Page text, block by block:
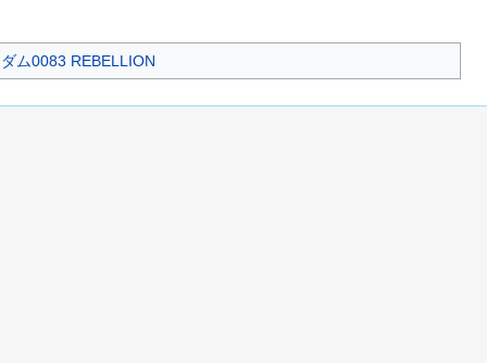
ム0083 REBELLION